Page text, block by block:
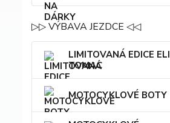
▷▷ VÝBAVA JEZDCE ◁◁
LIMITOVANÁ EDICE ELI
TOMAC
MOTOCYKLOVÉ BOTY